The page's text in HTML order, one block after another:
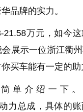
品牌的实力。
21.58万元，如今
展示一位浙江衢
买车能有一定的助
单介绍一下
力总成，具体的